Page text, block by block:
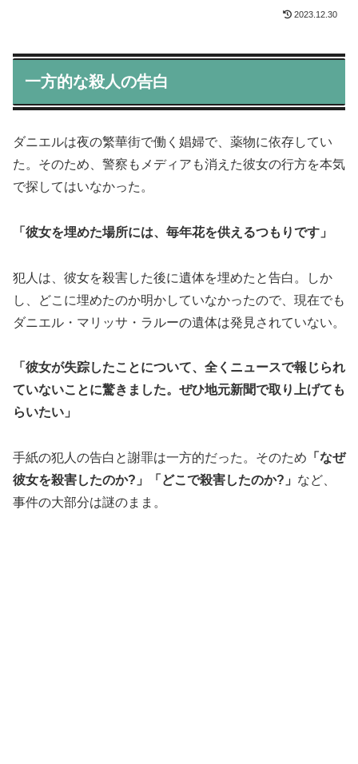
2023.12.30
一方的な殺人の告白
ダニエルは夜の繁華街で働く娼婦で、薬物に依存してい
た。そのため、警察もメディアも消えた彼女の行方を本気
で探してはいなかった。
「彼女を埋めた場所には、毎年花を供えるつもりです」
犯人は、彼女を殺害した後に遺体を埋めたと告白。しか
し、どこに埋めたのか明かしていなかったので、現在でも
ダニエル・マリッサ・ラルーの遺体は発見されていない。
「彼女が失踪したことについて、全くニュースで報じられ
ていないことに驚きました。ぜひ地元新聞で取り上げても
らいたい」
手紙の犯人の告白と謝罪は一方的だった。そのため 「なぜ
彼女を殺害したのか?」「どこで殺害したのか?」 など、
事件の大部分は謎のまま。